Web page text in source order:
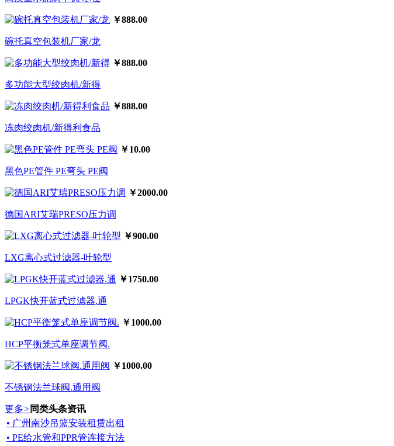
￥888.00
碗托真空包装机厂家/龙
￥888.00
多功能大型绞肉机/新得
￥888.00
冻肉绞肉机/新得利食品
￥10.00
黑色PE管件 PE弯头 PE阀
￥2000.00
德国ARI艾瑞PRESO压力调
￥900.00
LXG离心式过滤器-叶轮型
￥1750.00
LPGK快开蓝式过滤器.通
￥1000.00
HCP平衡笼式单座调节阀.
￥1000.00
不锈钢法兰球阀.通用阀
更多> 同类头条资讯
• 广州南沙吊篮安装租赁出租
• PE给水管和PPR管连接方法